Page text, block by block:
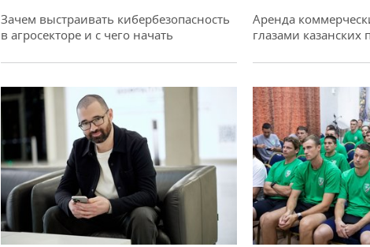
Зачем выстраивать кибербезопасность
в агросекторе и с чего начать
Аренда
глазами